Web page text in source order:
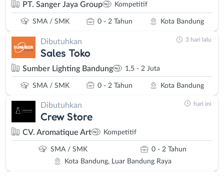
PT. Sanger Jaya Group Kompetitif
SMA / SMK 0 - 2 Tahun Kota Bandung
Dibutuhkan
Sales Toko
Sumber Lighting Bandung 1,5 - 2 Juta
SMA / SMK 0 - 2 Tahun Kota Bandung
3 hari lalu
Dibutuhkan
Crew Store
CV. Aromatique Art Kompetitif
SMA / SMK
0 - 2 Tahun
Kota Bandung, Luar Bandung Raya
hari ini